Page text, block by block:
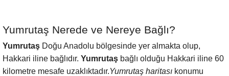
Yumrutaş Nerede ve Nereye Bağlı?
Yumrutaş Doğu Anadolu bölgesinde yer almakta olup,
Hakkari iline bağlıdır. Yumrutaş bağlı olduğu Hakkari iline 60
kilometre mesafe uzaklıktadır.Yumrutaş haritası konumu